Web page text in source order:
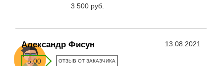
3 500 руб.
Александр Фисун 13.08.2021
5.00 ОТЗЫВ ОТ ЗАКАЗЧИКА